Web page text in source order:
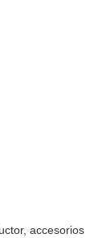
accesorios